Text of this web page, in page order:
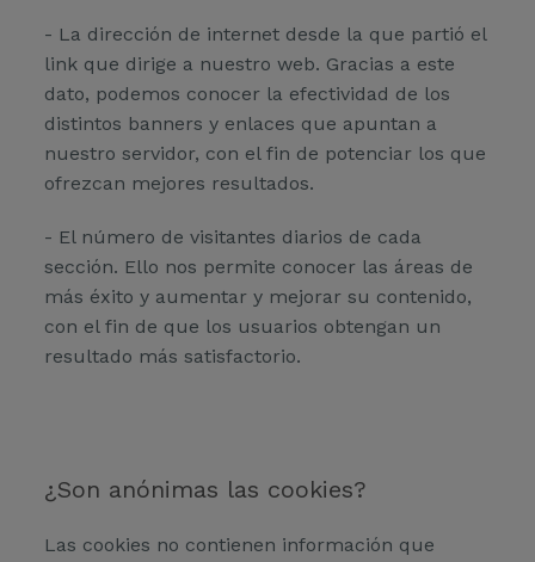
- La dirección de internet desde la que partió el
link que dirige a nuestro web. Gracias a este
dato, podemos conocer la efectividad de los
distintos banners y enlaces que apuntan a
nuestro servidor, con el fin de potenciar los que
ofrezcan mejores resultados.
- El número de visitantes diarios de cada
sección. Ello nos permite conocer las áreas de
más éxito y aumentar y mejorar su contenido,
con el fin de que los usuarios obtengan un
resultado más satisfactorio.
¿Son anónimas las cookies?
Las cookies no contienen información que